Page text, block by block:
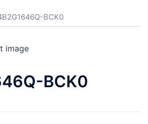
BCK0
BCK0